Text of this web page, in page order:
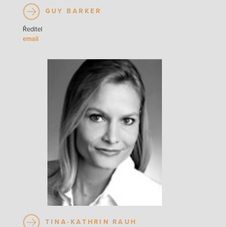
GUY BARKER
Ředitel
TINA-KATHRIN RAUH